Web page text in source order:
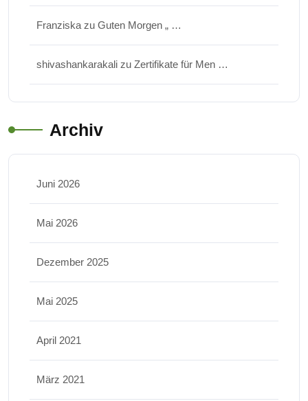
Franziska zu Guten Morgen „ …
shivashankarakali zu Zertifikate für Men …
Archiv
Juni 2026
Mai 2026
Dezember 2025
Mai 2025
April 2021
März 2021